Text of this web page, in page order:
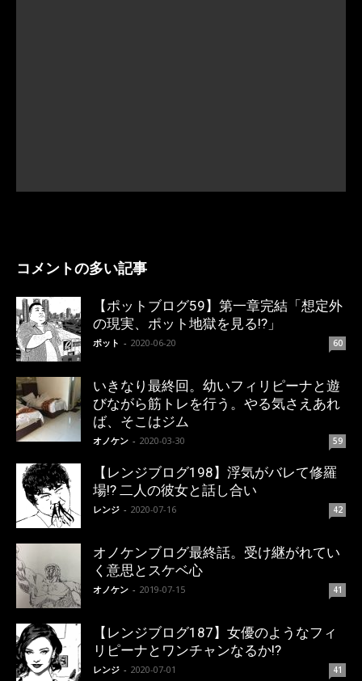
コメントの多い記事
【ポットブログ59】第一章完結「想定外
の現実、ポット地獄を見る!?」
ポット - 2020-06-20 60
いきなり最終回。幼いフィリピーナと遊
びながら筋トレを行う。やる気さえあれ
ば、そこはジム
オノケン - 2020-03-30 59
【レンジブログ198】浮気がバレて修羅
場!? 二人の彼女と話し合い
レンジ - 2020-07-16 42
オノケンブログ最終話。受け継がれてい
く意思とスケベ心
オノケン - 2019-07-15 41
【レンジブログ187】女優のようなフィ
リピーナとワンチャンなるか!?
レンジ - 2020-07-01 41